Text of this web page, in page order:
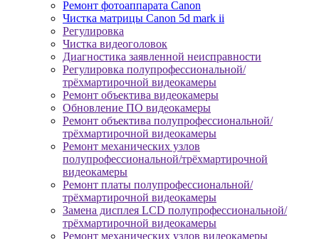
Ремонт фотоаппарата Canon
Чистка матрицы Canon 5d mark ii
Регулировка
Чистка видеоголовок
Диагностика заявленной неисправности
Регулировка полупрофессиональной/
трёхмартирочной видеокамеры
Ремонт объектива видеокамеры
Обновление ПО видеокамеры
Ремонт объектива полупрофессиональной/
трёхмартирочной видеокамеры
Ремонт механических узлов
полупрофессиональной/трёхмартирочной
видеокамеры
Ремонт платы полупрофессиональной/
трёхмартирочной видеокамеры
Замена дисплея LCD полупрофессиональной/
трёхмартирочной видеокамеры
Ремонт механических узлов видеокамеры